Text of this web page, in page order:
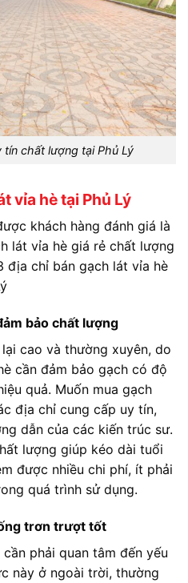
chất lượng tại Phủ Lý
vỉa hè tại Phủ Lý
khách hàng đánh giá là
lát vỉa hè giá rẻ chất lượng
địa chỉ bán gạch lát vỉa hè
bảo chất lượng
cao và thường xuyên, do
cần đảm bảo gạch có độ
quả. Muốn mua gạch
địa chỉ cung cấp uy tín,
dẫn của các kiến trúc sư.
lượng giúp kéo dài tuổi
được nhiều chi phí, ít phải
quá trình sử dụng.
trơn trượt tốt
phải quan tâm đến yếu
này ở ngoài trời, thường